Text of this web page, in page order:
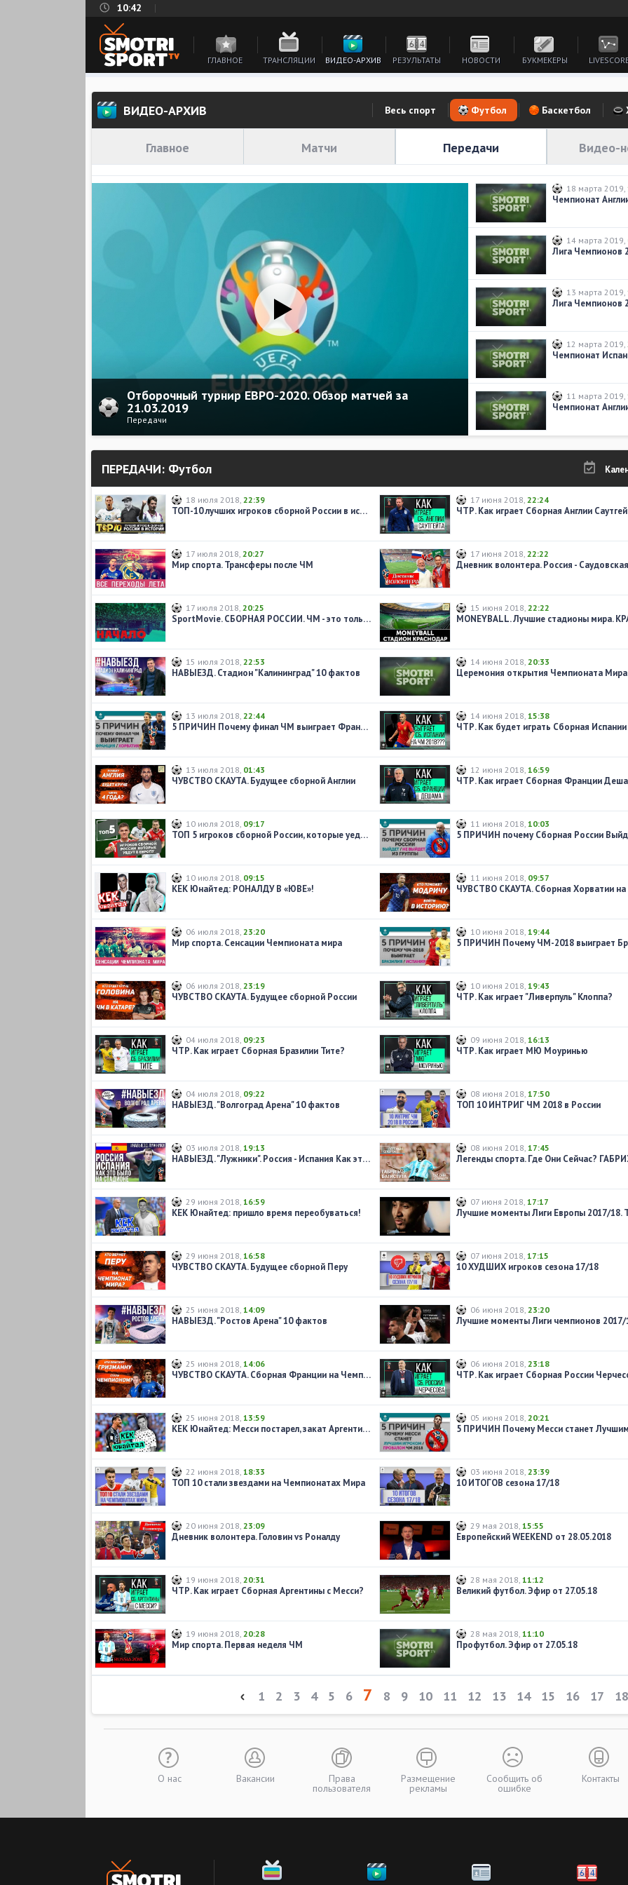
10:42
ГЛАВНОЕ ТРАНСЛЯЦИИ ВИДЕО-АРХИВ РЕЗУЛЬТАТЫ НОВОСТИ БУКМЕКЕРЫ
ВИДЕО-АРХИВ Весь спорт Футбол Баскетбол
Главное Матчи Передачи Видео-
Отборочный турнир ЕВРО-2020. Обзор матчей за
21.03.2019
Передачи
18 марта 2019,
14 марта 2019,
Лига Чемпионов
13 марта 2019,
Лига Чемпионов
12 марта 2019,
Чемпионат
11 марта 2019,
ПЕРЕДАЧИ: Футбол
18 июля 2018, 22:39
ТОП-10 лучших игроков сборной России в истории
17 июля 2018, 20:27
Мир спорта. Трансферы после ЧМ
17 июля 2018, 20:25
SportMovie. СБОРНАЯ РОССИИ. ЧМ - это только НАЧАЛО!
15 июля 2018, 22:53
НАВЫЕЗД. Стадион "Калининград" 10 фактов
13 июля 2018, 22:44
5 ПРИЧИН Почему финал ЧМ выиграет Франция / Хорватия
13 июля 2018, 01:43
ЧУВСТВО СКАУТА. Будущее сборной Англии
10 июля 2018, 09:17
ТОП 5 игроков сборной России, которые уедут в Европу
10 июля 2018, 09:15
КЕК Юнайтед: РОНАЛДУ В «ЮВЕ»!
06 июля 2018, 23:20
Мир спорта. Сенсации Чемпионата мира
06 июля 2018, 23:19
ЧУВСТВО СКАУТА. Будущее сборной России
04 июля 2018, 09:23
ЧТР. Как играет Сборная Бразилии Тите?
04 июля 2018, 09:22
НАВЫЕЗД. "Волгоград Арена" 10 фактов
03 июля 2018, 19:13
НАВЫЕЗД. "Лужники". Россия - Испания Как это было?!
29 июня 2018, 16:59
КЕК Юнайтед: пришло время переобуваться!
29 июня 2018, 16:58
ЧУВСТВО СКАУТА. Будущее сборной Перу
25 июня 2018, 14:09
НАВЫЕЗД. "Ростов Арена" 10 фактов
25 июня 2018, 14:06
ЧУВСТВО СКАУТА. Cборная Франции на Чемпионате Мира.
25 июня 2018, 13:59
КЕК Юнайтед: Месси постарел, закат Аргентины!
22 июня 2018, 18:33
ТОП 10 стали звездами на Чемпионатах Мира
20 июня 2018, 23:09
Дневник волонтера. Головин vs Роналду
19 июня 2018, 20:31
ЧТР. Как играет Сборная Аргентины с Месси?
19 июня 2018, 20:28
Мир спорта. Первая неделя ЧМ
17 июня 2018, 22:24
ЧТР. Как играет Сборная Англии
17 июня 2018, 22:22
15 июня 2018, 22:22
14 июня 2018, 20:33
Церемония открытия Чемпионата Мира
14 июня 2018, 15:38
12 июня 2018, 16:59
ЧТР. Как играет Сборная Франции
11 июня 2018, 10:03
11 июня 2018, 09:57
ЧУВСТВО СКАУТА. Cборная Хорватии
10 июня 2018, 19:44
10 июня 2018, 19:43
ЧТР. Как играет "Ливерпуль" Клоппа?
09 июня 2018, 16:13
ЧТР. Как играет МЮ Моуринью
08 июня 2018, 17:50
ТОП 10 ИНТРИГ ЧМ 2018 в России
08 июня 2018, 17:45
07 июня 2018, 17:17
07 июня 2018, 17:15
10 ХУДШИХ игроков сезона 17/18
06 июня 2018, 23:20
06 июня 2018, 23:18
ЧТР. Как играет Сборная России
05 июня 2018, 20:21
03 июня 2018, 23:39
10 ИТОГОВ сезона 17/18
29 мая 2018, 15:55
Европейский WEEKEND от 28.05.2018
28 мая 2018, 11:12
Великий футбол. Эфир от 27.05.18
28 мая 2018, 11:10
Профутбол. Эфир от 27.05.18
1 2 3 4 5 6 7 8 9 10 11 12 13 14 15 16 17 18
О нас Вакансии Права
пользователя
Размещение
рекламы
Сообщить об
ошибке
Контакты